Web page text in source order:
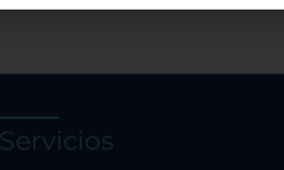
Servicios
personalizada. Ya que
tipos de cookies
que podemos ofrecer.